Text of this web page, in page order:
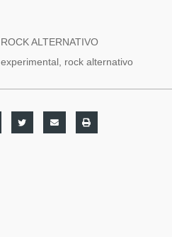
ROCK ALTERNATIVO
experimental, rock alternativo